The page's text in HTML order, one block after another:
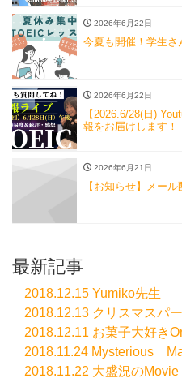
2026年6月22日
今夏も開催！学生さ
2026年6月22日
【2026.6/28(日)
報をお届けします！
2026年6月21日
【お知らせ】メー
最新記事
2018.12.15 Yumiko先生
2018.12.13 クリスマスパ
2018.12.11 お菓子大好き
2018.11.24 Mysterious
2018.11.22 大盛況の